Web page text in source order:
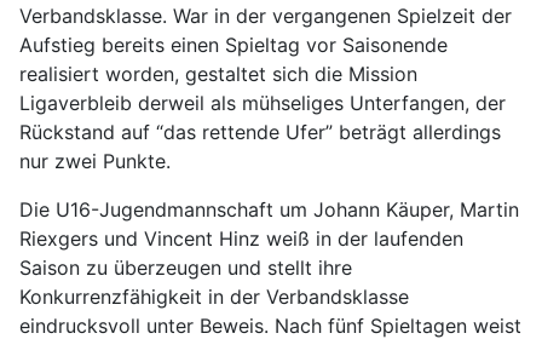
Verbandsklasse. War in der vergangenen Spielzeit der
Aufstieg bereits einen Spieltag vor Saisonende
realisiert worden, gestaltet sich die Mission
Ligaverbleib derweil als mühseliges Unterfangen, der
Rückstand auf “das rettende Ufer” beträgt allerdings
nur zwei Punkte.
Die U16-Jugendmannschaft um Johann Käuper, Martin
Riexgers und Vincent Hinz weiß in der laufenden
Saison zu überzeugen und stellt ihre
Konkurrenzfähigkeit in der Verbandsklasse
eindrucksvoll unter Beweis. Nach fünf Spieltagen weist